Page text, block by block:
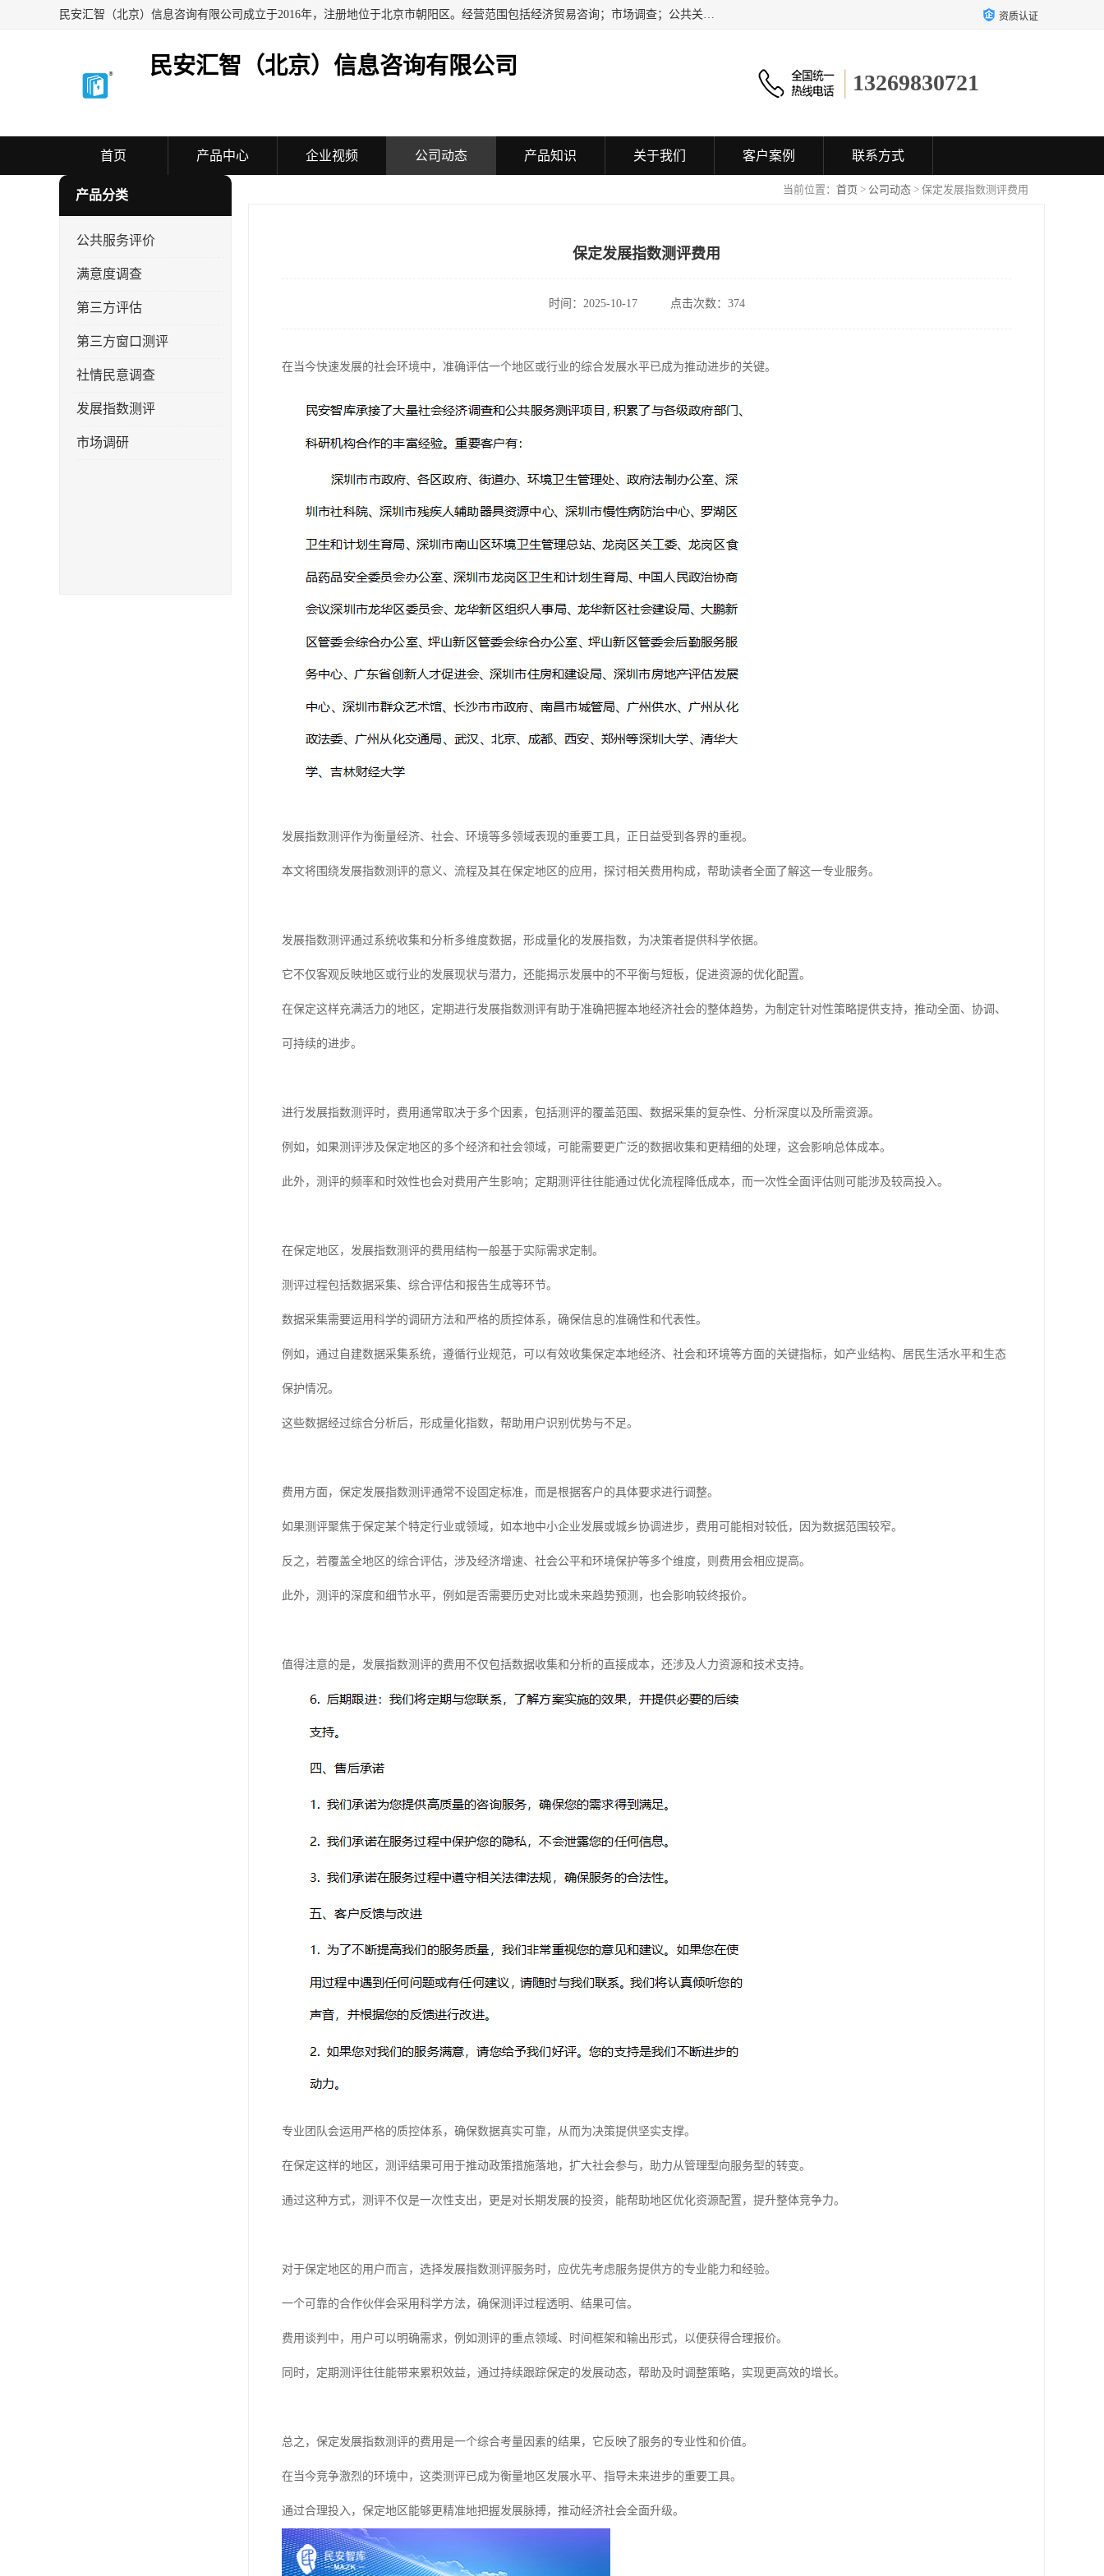
民安汇智（北京）信息咨询有限公司成立于2016年，注册地位于北京市朝阳区。经营范围包括经济贸易咨询；市场调查；公共关系服务；企业管理咨询；会议服务；企业策划；设计、制作、代理、发布广告；组织文化艺术交流活动（不含演出）；承办展览展示活动；技术推广服务。 资质认证
民安汇智（北京）信息咨询有限公司
13269830721
首页 产品中心 企业视频 公司动态 产品知识 关于我们 客户案例 联系方式
当前位置： 首页 > 公司动态 > 保定发展指数测评费用
产品分类
公共服务评价
满意度调查
第三方评估
第三方窗口测评
社情民意调查
发展指数测评
市场调研
保定发展指数测评费用
时间：2025-10-17 点击次数：374
在当今快速发展的社会环境中，准确评估一个地区或行业的综合发展水平已成为推动进步的关键。
发展指数测评作为衡量经济、社会、环境等多领域表现的重要工具，正日益受到各界的重视。
本文将围绕发展指数测评的意义、流程及其在保定地区的应用，探讨相关费用构成，帮助读者全面了解这一专业服务。
发展指数测评通过系统收集和分析多维度数据，形成量化的发展指数，为决策者提供科学依据。
它不仅客观反映地区或行业的发展现状与潜力，还能揭示发展中的不平衡与短板，促进资源的优化配置。
在保定这样充满活力的地区，定期进行发展指数测评有助于准确把握本地经济社会的整体趋势，为制定针对性策略提供支持，推动全面、协调、
可持续的进步。
进行发展指数测评时，费用通常取决于多个因素，包括测评的覆盖范围、数据采集的复杂性、分析深度以及所需资源。
例如，如果测评涉及保定地区的多个经济和社会领域，可能需要更广泛的数据收集和更精细的处理，这会影响总体成本。
此外，测评的频率和时效性也会对费用产生影响；定期测评往往能通过优化流程降低成本，而一次性全面评估则可能涉及较高投入。
在保定地区，发展指数测评的费用结构一般基于实际需求定制。
测评过程包括数据采集、综合评估和报告生成等环节。
数据采集需要运用科学的调研方法和严格的质控体系，确保信息的准确性和代表性。
例如，通过自建数据采集系统，遵循行业规范，可以有效收集保定本地经济、社会和环境等方面的关键指标，如产业结构、居民生活水平和生态
保护情况。
这些数据经过综合分析后，形成量化指数，帮助用户识别优势与不足。
费用方面，保定发展指数测评通常不设固定标准，而是根据客户的具体要求进行调整。
如果测评聚焦于保定某个特定行业或领域，如本地中小企业发展或城乡协调进步，费用可能相对较低，因为数据范围较窄。
反之，若覆盖全地区的综合评估，涉及经济增速、社会公平和环境保护等多个维度，则费用会相应提高。
此外，测评的深度和细节水平，例如是否需要历史对比或未来趋势预测，也会影响较终报价。
值得注意的是，发展指数测评的费用不仅包括数据收集和分析的直接成本，还涉及人力资源和技术支持。
专业团队会运用严格的质控体系，确保数据真实可靠，从而为决策提供坚实支撑。
在保定这样的地区，测评结果可用于推动政策措施落地，扩大社会参与，助力从管理型向服务型的转变。
通过这种方式，测评不仅是一次性支出，更是对长期发展的投资，能帮助地区优化资源配置，提升整体竞争力。
对于保定地区的用户而言，选择发展指数测评服务时，应优先考虑服务提供方的专业能力和经验。
一个可靠的合作伙伴会采用科学方法，确保测评过程透明、结果可信。
费用谈判中，用户可以明确需求，例如测评的重点领域、时间框架和输出形式，以便获得合理报价。
同时，定期测评往往能带来累积效益，通过持续跟踪保定的发展动态，帮助及时调整策略，实现更高效的增长。
总之，保定发展指数测评的费用是一个综合考量因素的结果，它反映了服务的专业性和价值。
在当今竞争激烈的环境中，这类测评已成为衡量地区发展水平、指导未来进步的重要工具。
通过合理投入，保定地区能够更精准地把握发展脉搏，推动经济社会全面升级。